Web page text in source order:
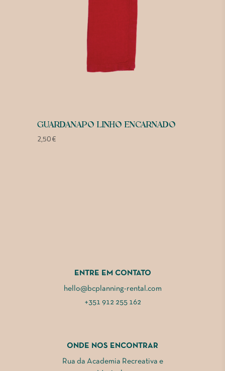
GUARDANAPO LINHO ENCARNADO
2,50€
ENTRE EM CONTATO
hello@bcplanning-rental.com
+351 912 255 162
ONDE NOS ENCONTRAR
Rua da Academia Recreativa e